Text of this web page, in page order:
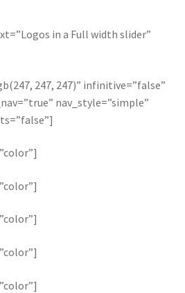
in a Full width slider”
247, 247)” infinitive=”false”
nav_style=”simple”